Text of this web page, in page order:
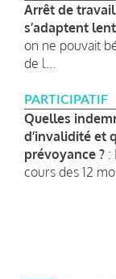
Arrêt de
s’adaptent
on ne pouvait
de l...
PARTICIPATIF
Quelles
d’invalidité et
prévoyance ? :
cours des 12